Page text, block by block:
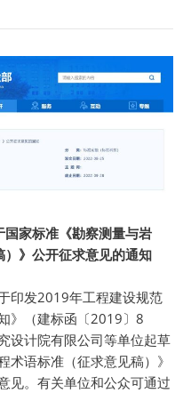
家标准《勘察测量与岩
》公开征求意见的通知
印发2019年工程建设规范
》（建标函〔2019〕8
设计院有限公司等单位起草
术语标准（征求意见稿）》
见。有关单位和公众可通过